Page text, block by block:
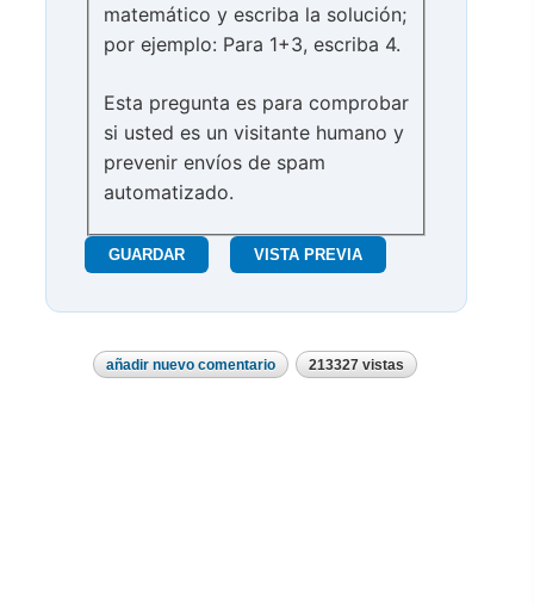
matemático y escriba la solución;
por ejemplo: Para 1+3, escriba 4.
Esta pregunta es para comprobar
si usted es un visitante humano y
prevenir envíos de spam
automatizado.
añadir nuevo comentario 213327 vistas